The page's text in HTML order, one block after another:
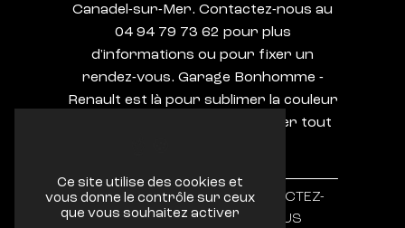
Canadel-sur-Mer. Contactez-nous au
04 94 79 73 62 pour plus
d'informations ou pour fixer un
rendez-vous. Garage Bonhomme -
Renault est là pour sublimer la couleur
de votre voiture et lui redonner tout
EN SAVOIR
PLUS
CONTACTEZ-
NOUS
Ce site utilise des cookies et
vous donne le contrôle sur ceux
que vous souhaitez activer